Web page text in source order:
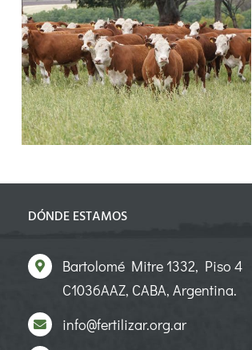
La receta para no perder
pasto: nutrición
balanceada y cosecha
controlada, aliados para
producir más
DÓNDE ESTAMOS
Bartolomé Mitre 1332, Piso 4
C1036AAZ, CABA, Argentina.
info@fertilizar.org.ar